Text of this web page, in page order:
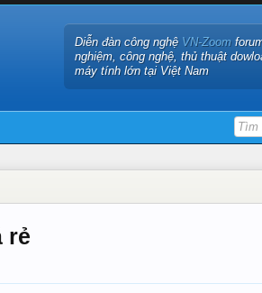
Diễn đàn công nghệ VN-Zoom
nghiệm, công nghệ, thủ thuật
máy tính lớn tại Việt Nam
rẻ